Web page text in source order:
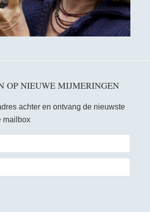
OP NIEUWE MIJMERINGEN
achter en ontvang de nieuwste
mailbox